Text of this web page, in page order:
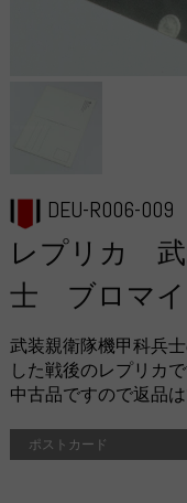
DEU-R006-009
レプリカ
士 ブロマイ
武装親衛隊機甲科兵
した戦後のレプリカで
中古品ですので返品
ポストカード